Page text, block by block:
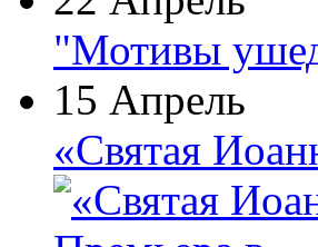
"Мотивы
15 Апрель
«Святая